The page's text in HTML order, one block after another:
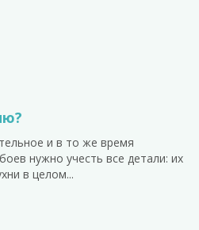
и в то же время
нужно учесть все детали: их
в целом...